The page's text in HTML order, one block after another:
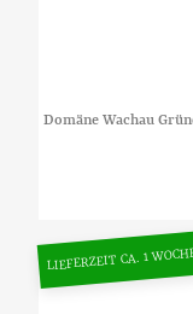
Domäne Wachau
LIEFERZEIT CA. 1